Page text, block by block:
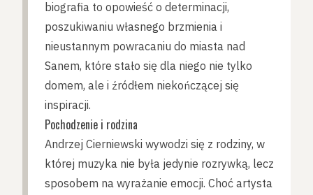
biografia to opowieść o determinacji,
poszukiwaniu własnego brzmienia i
nieustannym powracaniu do miasta nad
Sanem, które stało się dla niego nie tylko
domem, ale i źródłem niekończącej się
inspiracji.
Pochodzenie i rodzina
Andrzej Cierniewski wywodzi się z rodziny, w
której muzyka nie była jedynie rozrywką, lecz
sposobem na wyrażanie emocji. Choć artysta